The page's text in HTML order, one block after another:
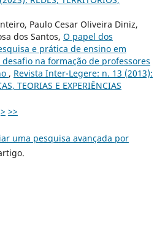
Paulo Cesar Oliveira Diniz,
dos Santos, O papel dos
e prática de ensino em
na formação de professores
, Revista Inter-Legere: n. 13 (2013):
TEORIAS E EXPERIÊNCIAS
> >>
uma pesquisa avançada por